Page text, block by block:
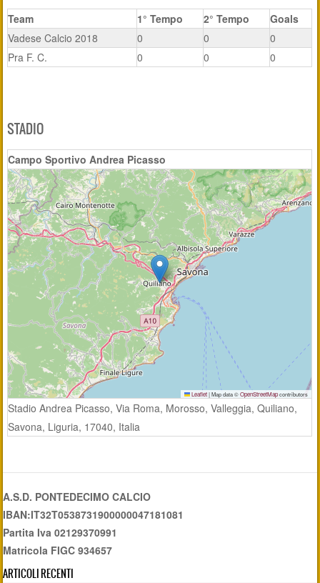
Team 1° Tempo 2° Tempo
Goals
Vadese Calcio 2018
0 0
0
Pra F. C.
0 0 0
STADIO
Campo Sportivo Andrea Picasso
Leaflet |Map data ©OpenStreetMapcontributors
Stadio Andrea Picasso, Via Roma, Morosso, Valleggia, Quiliano,
Savona, Liguria, 17040, Italia
A.S.D. PONTEDECIMO CALCIO
IBAN:IT32T0538731900000047181081
Partita Iva 02129370991
Matricola FIGC 934657
ARTICOLI RECENTI